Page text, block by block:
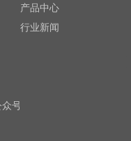
产品中心
行业新闻